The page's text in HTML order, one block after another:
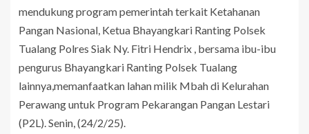
mendukung program pemerintah terkait Ketahanan
Pangan Nasional, Ketua Bhayangkari Ranting Polsek
Tualang Polres Siak Ny. Fitri Hendrix , bersama ibu-ibu
pengurus Bhayangkari Ranting Polsek Tualang
lainnya,memanfaatkan lahan milik Mbah di Kelurahan
Perawang untuk Program Pekarangan Pangan Lestari
(P2L). Senin, (24/2/25).